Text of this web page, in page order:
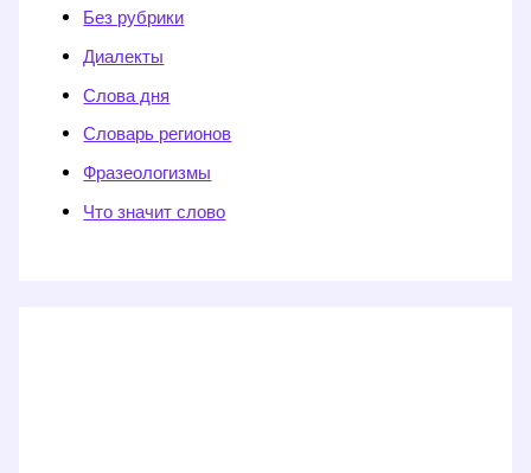
Без рубрики
Диалекты
Слова дня
Словарь регионов
Фразеологизмы
Что значит слово